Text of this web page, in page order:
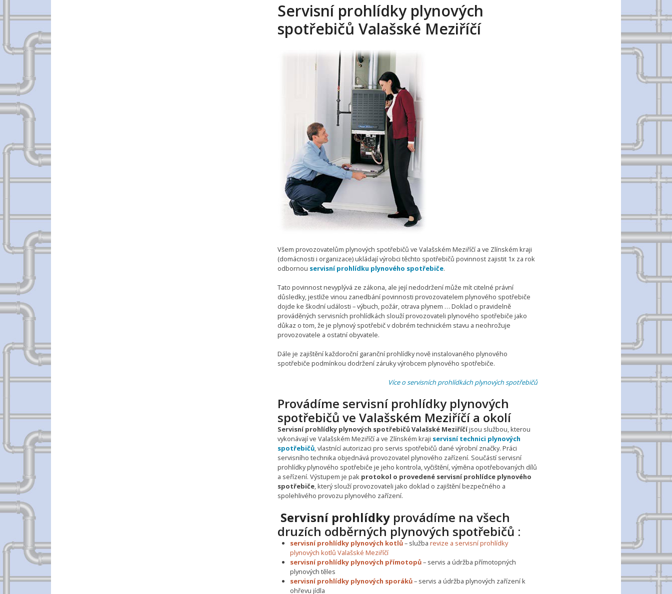
Servisní prohlídky plynových
spotřebičů Valašské Meziříčí
Všem provozovatelům plynových spotřebičů ve Valašském Meziříčí a ve Zlínském kraji
(domácnosti i organizace) ukládají výrobci těchto spotřebičů povinnost zajistit 1x za rok
odbornou servisní prohlídku plynového spotřebiče.
Tato povinnost nevyplývá ze zákona, ale její nedodržení může mít citelné právní
důsledky, jestliže vinou zanedbání povinnosti provozovatelem plynového spotřebiče
dojde ke škodní události – výbuch, požár, otrava plynem … Doklad o pravidelně
prováděných servisních prohlídkách slouží provozovateli plynového spotřebiče jako
důkaz o tom, že je plynový spotřebič v dobrém technickém stavu a neohrožuje
provozovatele a ostatní obyvatele.
Dále je zajištění každoroční garanční prohlídky nově instalovaného plynového
spotřebiče podmínkou dodržení záruky výrobcem plynového spotřebiče.
Více o servisních prohlídkách plynových spotřebičů
Provádíme servisní prohlídky plynových
spotřebičů ve Valašském Meziříčí a okolí
Servisní prohlídky plynových spotřebičů Valašské Meziříčíjsou službou, kterou
vykonávají ve Valašském Meziříčí a ve Zlínském kraji servisní technici plynových
spotřebičů, vlastnící autorizaci pro servis spotřebičů dané výrobní značky. Práci
servisního technika objednává provozovatel plynového zařízení. Součástí servisní
prohlídky plynového spotřebiče je jeho kontrola, vyčištění, výměna opotřebovaných dílů
a seřízení. Výstupem je pak protokol o provedené servisní prohlídce plynového
spotřebiče, který slouží provozovateli jako doklad o zajištění bezpečného a
spolehlivého provozu plynového zařízení.
Servisní prohlídkyprovádíme na všech
druzích odběrných plynových spotřebičů :
servisní prohlídky plynových kotlů– službarevize a servisní prohlídky
plynových kotlů Valašské Meziříčí
servisní prohlídky plynových přímotopů– servis a údržba přímotopných
plynových těles
servisní prohlídky plynových sporáků– servis a údržba plynových zařízení k
ohřevu jídla